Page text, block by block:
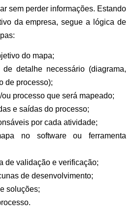
sem perder informações. Estando
da empresa, segue a lógica de
do mapa;
detalhe necessário (diagrama,
de processo);
ou processo que será mapeado;
e saídas do processo;
por cada atividade;
no software ou ferramenta
de validação e verificação;
de desenvolvimento;
soluções;